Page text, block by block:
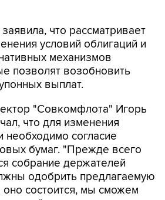
механизмов
позволят возобновить
выплат.
"Совкомфлота" Игорь
необходимо согласие
бумаг. "Прежде всего
собрание держателей
одобрить предлагаемую
состоится, мы сможем
- пояснял он